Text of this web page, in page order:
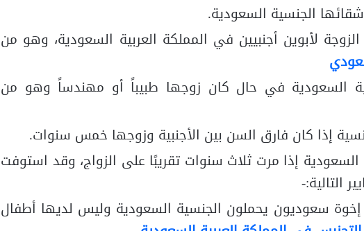
الجنسية السعودية.
لأبوين أجنبيين في المملكة العربية السعودية، وهو من
السعودية في حال كان زوجها طبيباً أو مهندساً وهو من
إذا كان فارق السن بين الأجنبية وزوجها خمس سنوات.
السعودية إذا مرت ثلاث سنوات تقريبًا على الزواج، وقد استوفت
التالية:-
إخوة سعوديون يحملون الجنسية السعودية وليس لديها أطفال